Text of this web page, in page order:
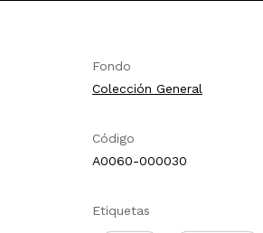
Fondo
Colección General
Código
A0060-000030
Etiquetas